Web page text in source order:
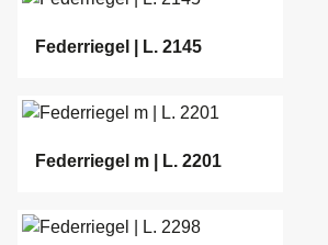
Federriegel | L. 2145
Federriegel m | L. 2201